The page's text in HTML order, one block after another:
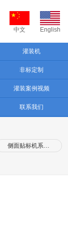
中文 English
灌装机
非标定制
灌装案例视频
联系我们
侧面贴标机系…